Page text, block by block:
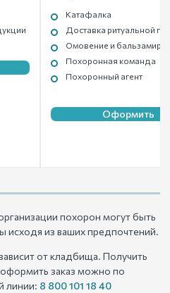
Катафалка
Доставка ритуальной
Омовение и
Похоронная команда
Похоронный агент
Оформить
похорон могут быть
исходя из ваших предпочтений.
от кладбища. Получить
заказ можно по
линии: 8 800 101 18 40